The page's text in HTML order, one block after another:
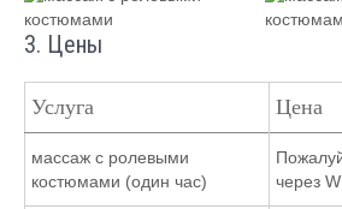
3. Цены
Услуга Цена
массаж с ролевыми
костюмами (один час)
через